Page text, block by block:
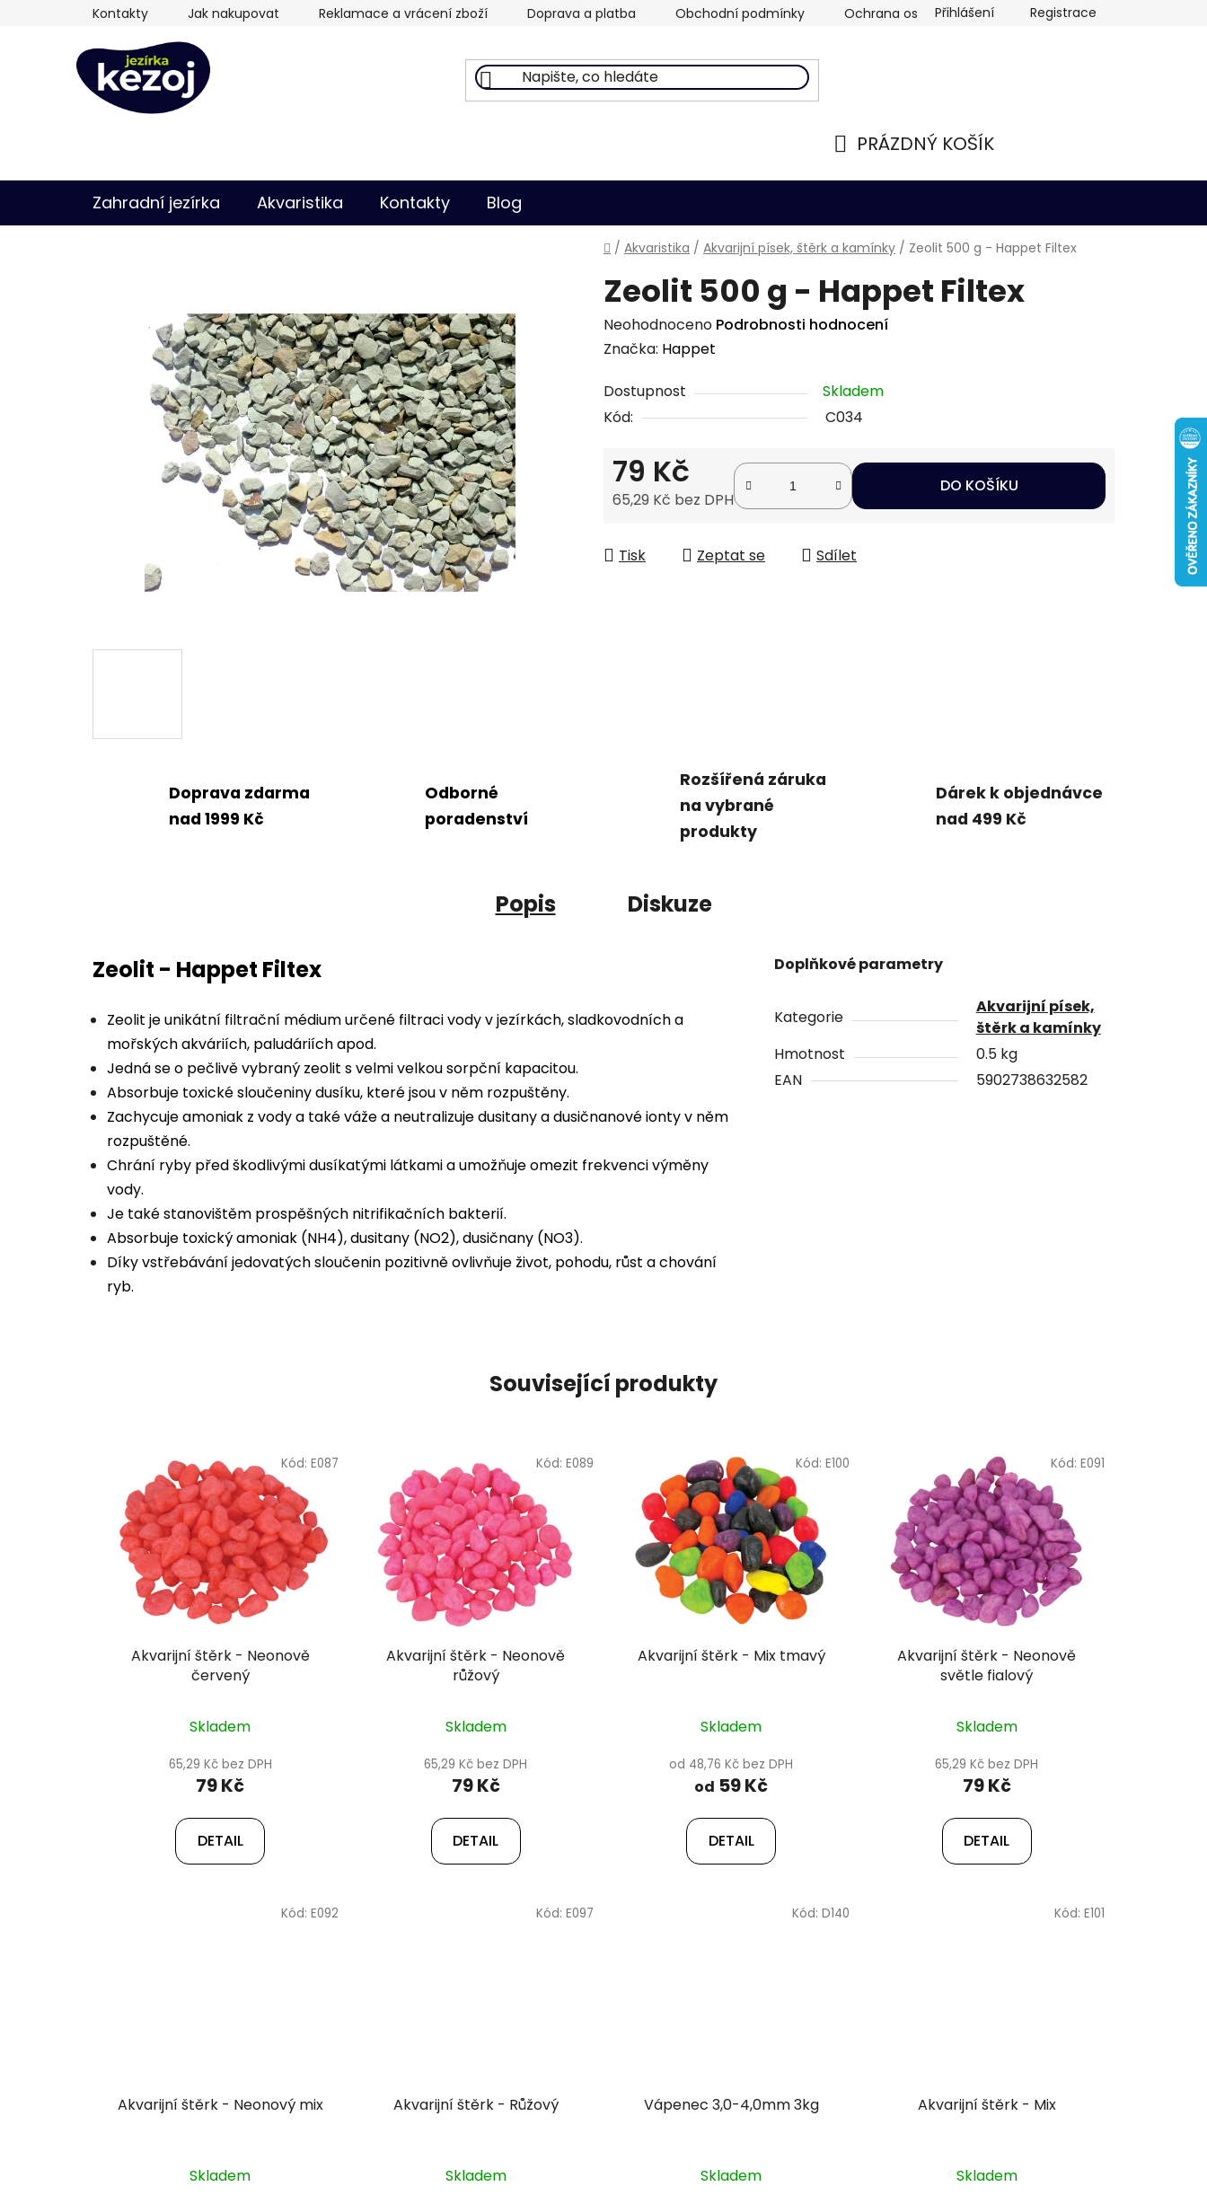
Kontakty Jak nakupovat Reklamace a vrácení zboží Doprava a platba Obchodní podmínky Ochrana osobních údajů
Přihlášení Registrace
PRÁZDNÝ KOŠÍK
Zahradní jezírka Akvaristika Kontakty Blog
Domů
/ Akvaristika / Akvarijní písek, štěrk a kamínky / Zeolit 500 g - Happet Filtex
Zeolit 500 g - Happet Filtex
Průměrné
hodnocení
je
0,0
hvězdiček.
Neohodnoceno Podrobnosti hodnocení
Značka: Happet
Dostupnost
Skladem
Kód:
C034
79 Kč
65,29 Kč bez DPH
DO KOŠÍKU
Tisk Zeptat se Sdílet
Doprava zdarma
nad 1999 Kč
Odborné
poradenství
Rozšířená záruka
na vybrané
produkty
Dárek k objednávce
nad 499 Kč
Popis Diskuze
Zeolit - Happet Filtex
Zeolit je unikátní filtrační médium určené filtraci vody v jezírkách, sladkovodních a
mořských akváriích, paludáriích apod.
Jedná se o pečlivě vybraný zeolit s velmi velkou sorpční kapacitou.
Absorbuje toxické sloučeniny dusíku, které jsou v něm rozpuštěny.
Zachycuje amoniak z vody a také váže a neutralizuje dusitany a dusičnanové ionty v něm
rozpuštěné.
Chrání ryby před škodlivými dusíkatými látkami a umožňuje omezit frekvenci výměny
vody.
Je také stanovištěm prospěšných nitrifikačních bakterií.
Absorbuje toxický amoniak (NH4), dusitany (NO2), dusičnany (NO3).
Díky vstřebávání jedovatých sloučenin pozitivně ovlivňuje život, pohodu, růst a chování
ryb.
Doplňkové parametry
Kategorie
Akvarijní písek,
štěrk a kamínky
Hmotnost
0.5 kg
EAN
5902738632582
Související produkty
Akvarijní štěrk - Neonově
červený
Skladem
65,29 Kč bez DPH
79 Kč
DETAIL
Kód: E087
Akvarijní štěrk - Neonově
růžový
Skladem
65,29 Kč bez DPH
79 Kč
DETAIL
Kód: E089
Akvarijní štěrk - Mix tmavý
Skladem
od 48,76 Kč bez DPH
od 59 Kč
DETAIL
Kód: E100
Akvarijní štěrk - Neonově
světle fialový
Skladem
65,29 Kč bez DPH
79 Kč
DETAIL
Kód: E091
Akvarijní štěrk - Neonový mix
Skladem
Kód: E092
Akvarijní štěrk - Růžový
Skladem
Kód: E097
Vápenec 3,0-4,0mm 3kg
Skladem
Kód: D140
Akvarijní štěrk - Mix
Skladem
Kód: E101